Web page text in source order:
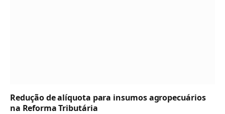
Redução de alíquota para insumos agropecuários
na Reforma Tributária